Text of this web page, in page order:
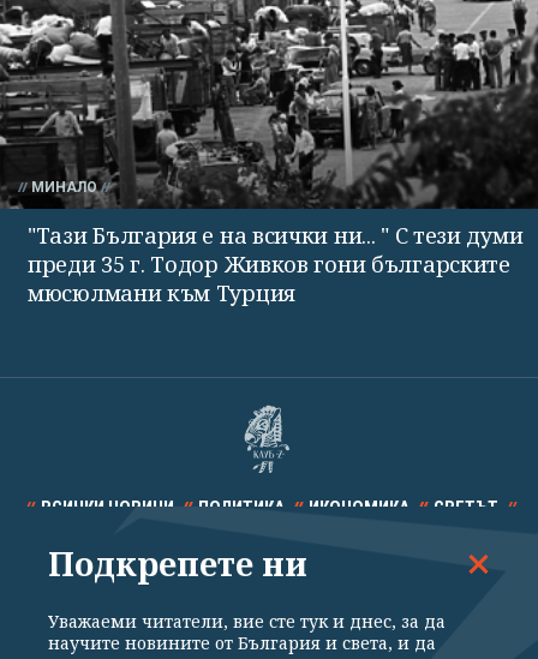
МИНАЛО
"Тази България е на всички ни... " С тези думи
преди 35 г. Тодор Живков гони българските
мюсюлмани към Турция
ВСИЧКИ НОВИНИ ПОЛИТИКА ИКОНОМИКА СВЕТЪТ
СПОРТ КУЛТУРА ТЕХНОЛОГИИ КАЛЕЙДОСКОП
Подкрепете ни
Уважаеми читатели, вие сте тук и днес, за да
научите новините от България и света, и да